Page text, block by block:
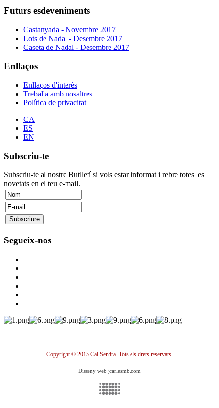
Futurs esdeveniments
Castanyada - Novembre 2017
Lots de Nadal - Desembre 2017
Caseta de Nadal - Desembre 2017
Enllaços
Enllaços d'interès
Treballa amb nosaltres
Política de privacitat
CA
ES
EN
Subscriu-te
Subscriu-te al nostre Butlletí si vols estar informat i rebre totes les
novetats en el teu e-mail.
Segueix-nos
Copyright © 2015 Cal Sendra. Tots els drets reservats.
Disseny web jcarlesmb.com